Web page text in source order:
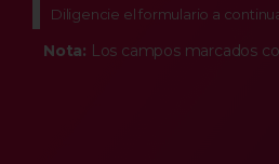
Diligencie el formulario a
Nota: Los campos marcados